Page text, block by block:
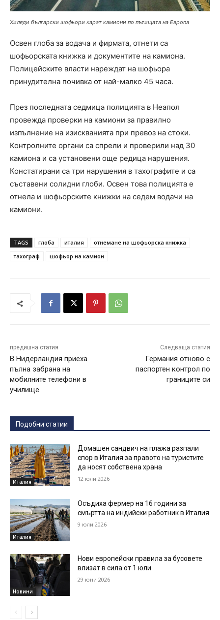
Хиляди български шофьори карат камиони по пътищата на Европа
Освен глоба за водача и фирмата, отнети са
шофьорската книжка и документите на камиона.
Полицейските власти нареждат на шофьора
принудителна почивка от най-малко 45 часа.
През последната седмица полицията в Неапол
провежда проверки на камиони за правилно
изпълнение на изискванията при превоз на стоки.
Контролните органи са спрели и проверили над 30
камиона и са установени още редица нарушения.
Констатирани са три нарушения в тахографите и са
съставени солидни глоби. Освен това полицията е
отнела и шофьорските книжки на седем водачи на
камиони.
TAGS глоба италия
отнемане на шофьорска книжка
тахограф
шофьор на камион
предишна статия
В Нидерландия приеха
пълна забрана на
мобилните телефони в
училище
Следваща статия
Германия отново с
паспортен контрол по
границите си
Подобни статии
Италия
Домашен сандвич на плажа разпали
спор в Италия за правото на туристите
да носят собствена храна
12 юли 2026
Италия
Осъдиха фермер на 16 години за
смъртта на индийски работник в Италия
9 юли 2026
Новини
Нови европейски правила за бусовете
влизат в сила от 1 юли
29 юни 2026